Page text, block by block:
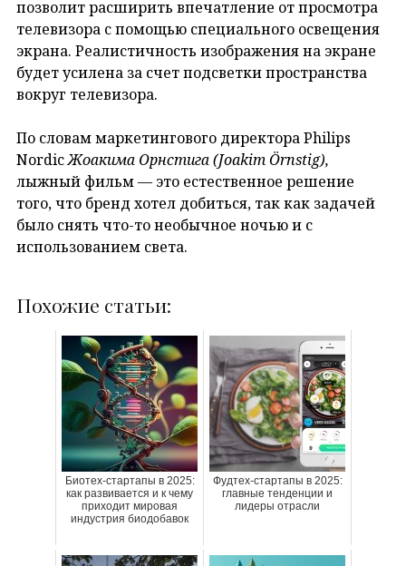
позволит расширить впечатление от просмотра
телевизора с помощью специального освещения
экрана. Реалистичность изображения на экране
будет усилена за счет подсветки пространства
вокруг телевизора.
По словам маркетингового директора Philips
NordicЖоакима Орнстига (Joakim Örnstig),
лыжный фильм — это естественное решение
того, что бренд хотел добиться, так как задачей
было снять что-то необычное ночью и с
использованием света.
Похожие статьи:
Биотех-стартапы в 2025:
как развивается и к чему
приходит мировая
индустрия биодобавок
Фудтех-стартапы в 2025:
главные тенденции и
лидеры отрасли